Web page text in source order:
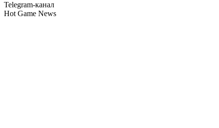
Telegram-канал
Hot Game News